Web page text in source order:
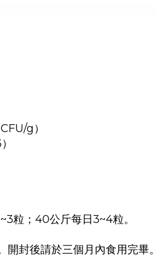
g）
粒；40公斤每日3~4粒。
封後請於三個月內食用完畢。